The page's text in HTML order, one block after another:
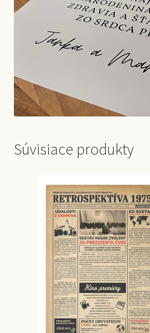
Súvisiace produkty